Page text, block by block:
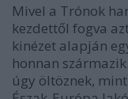
Mivel a Trónok
kezdettől fogva
kinézet alapján
honnan
úgy öltöznek,